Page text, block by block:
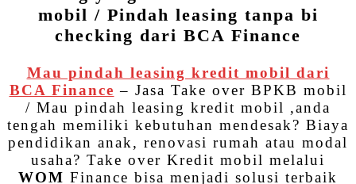
mobil / Pindah leasing tanpa bi
checking dari BCA Finance
Mau pindah leasing kredit mobil dari
BCA Finance – Jasa Take over BPKB mobil
/ Mau pindah leasing kredit mobil ,anda
tengah memiliki kebutuhan mendesak? Biaya
pendidikan anak, renovasi rumah atau modal
usaha? Take over Kredit mobil melalui
WOM Finance bisa menjadi solusi terbaik